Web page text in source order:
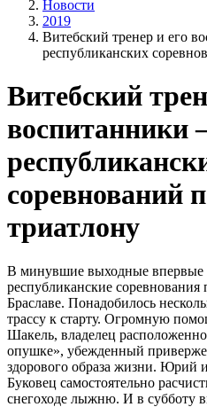
Новости
2019
Витебский тренер и его
республиканских
Витебский
воспитанники
соревнований
триатлону
В минувшие выходные впервые
республиканские
Браславе. Понадобилось
трассу к старту. Огромную
Шакель, владелец
опушке», убежденный
здорового образа жизни. Юрий
Буковец самостоятельно
снегоходе лыжню. И в субботу